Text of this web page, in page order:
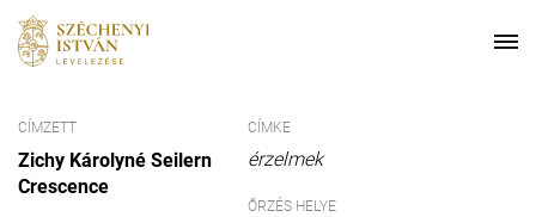
CÍMZETT
Zichy Károlyné Seilern
Crescence
CÍMKE
érzelmek
ŐRZÉS HELYE